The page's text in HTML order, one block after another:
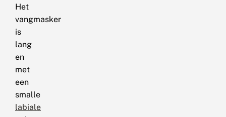
Het
vangmasker
is
lang
en
met
een
smalle
labiale